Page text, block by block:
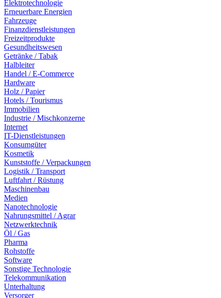
Elektrotechnologie
Erneuerbare Energien
Fahrzeuge
Finanzdienstleistungen
Freizeitprodukte
Gesundheitswesen
Getränke / Tabak
Halbleiter
Handel / E-Commerce
Hardware
Holz / Papier
Hotels / Tourismus
Immobilien
Industrie / Mischkonzerne
Internet
IT-Dienstleistungen
Konsumgüter
Kosmetik
Kunststoffe / Verpackungen
Logistik / Transport
Luftfahrt / Rüstung
Maschinenbau
Medien
Nanotechnologie
Nahrungsmittel / Agrar
Netzwerktechnik
Öl / Gas
Pharma
Rohstoffe
Software
Sonstige Technologie
Telekommunikation
Unterhaltung
Versorger